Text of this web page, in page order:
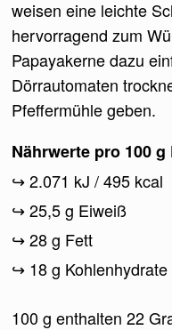
weisen eine leichte
hervorragend zum
Papayakerne dazu
Dörrautomaten
Pfeffermühle geben.
Nährwerte pro 100 g
2.071 kJ / 495 kcal
25,5 g Eiweiß
28 g Fett
18 g
100 g enthalten 22